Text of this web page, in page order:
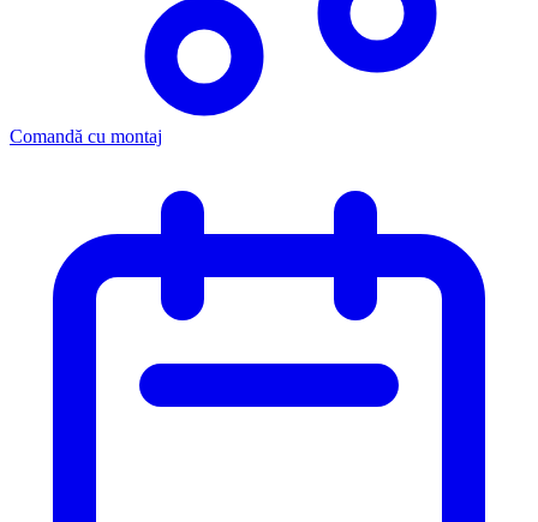
Comandă cu montaj